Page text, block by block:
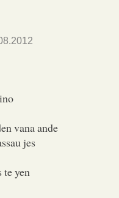
vana ande
jes
te yen